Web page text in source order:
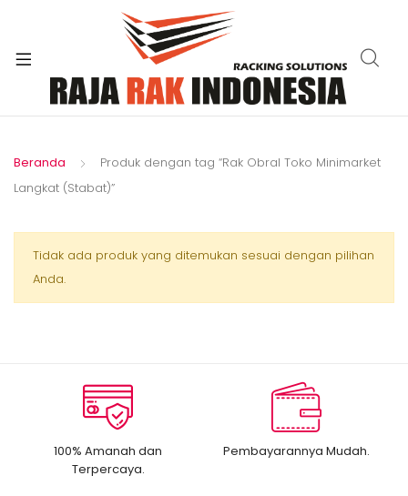
Beranda
Produk dengan tag “Rak Obral Toko Minimarket
Langkat (Stabat)”
Tidak ada produk yang ditemukan sesuai dengan pilihan
Anda.
100% Amanah dan
Terpercaya.
Pembayarannya Mudah.